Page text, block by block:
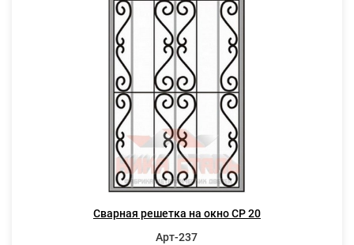
Сварная решетка на окно СР 20
Арт-237